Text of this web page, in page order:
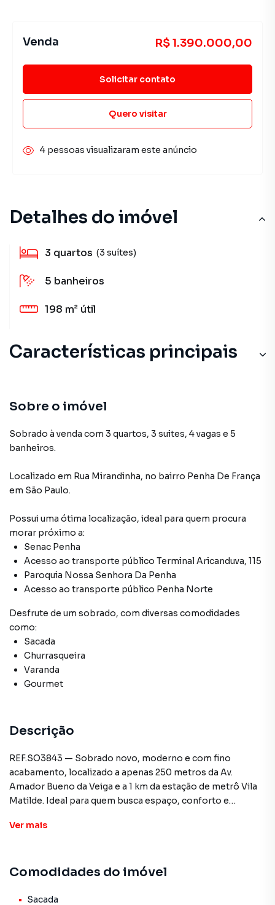
Detalhes do imóvel
3 quartos (3 suítes)
5 banheiros
198 m² útil
Características principais
Sobre o imóvel
Sobrado à venda com 3 quartos, 3 suites, 4 vagas e 5
banheiros.
Localizado em Rua Mirandinha, no bairro Penha De França
em São Paulo.
Possui uma ótima localização, ideal para quem procura
morar próximo a:
Senac Penha
Acesso ao transporte público Terminal Aricanduva, 115
Paroquia Nossa Senhora Da Penha
Acesso ao transporte público Penha Norte
Desfrute de um sobrado, com diversas comodidades
como:
Sacada
Churrasqueira
Varanda
Gourmet
Descrição
REF.SO3843 — Sobrado novo, moderno e com fino
acabamento, localizado a apenas 250 metros da Av.
Amador Bueno da Veiga e a 1 km da estação de metrô Vila
Matilde. Ideal para quem busca espaço, conforto e
-3 suítes amplas (1 com sacada)
-Cozinha espaçosa
Ver mais
Comodidades do imóvel
Sacada
Venda R$ 1.390.000,00
Solicitar contato
Quero visitar
4 pessoas visualizaram este anúncio